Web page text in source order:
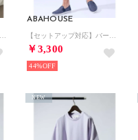
ABAHOUSE
￥3,300
44%
NEW